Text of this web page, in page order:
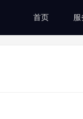
首页 服